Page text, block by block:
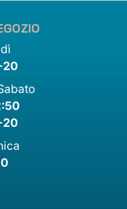
20
20